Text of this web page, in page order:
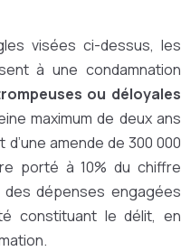
visées ci-dessus, les
à une condamnation
ou déloyales
maximum de deux ans
amende de 300 000
porté à 10% du chiffre
des dépenses engagées
constituant le délit, en